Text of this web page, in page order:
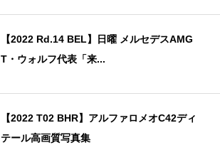
【2022 Rd.14 BEL】日曜 メルセデスAMG
T・ウォルフ代表「来...
【2022 T02 BHR】アルファロメオC42ディ
テール高画質写真集